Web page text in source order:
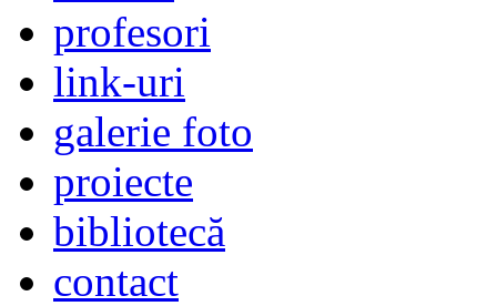
profesori
link-uri
galerie foto
proiecte
bibliotecă
contact